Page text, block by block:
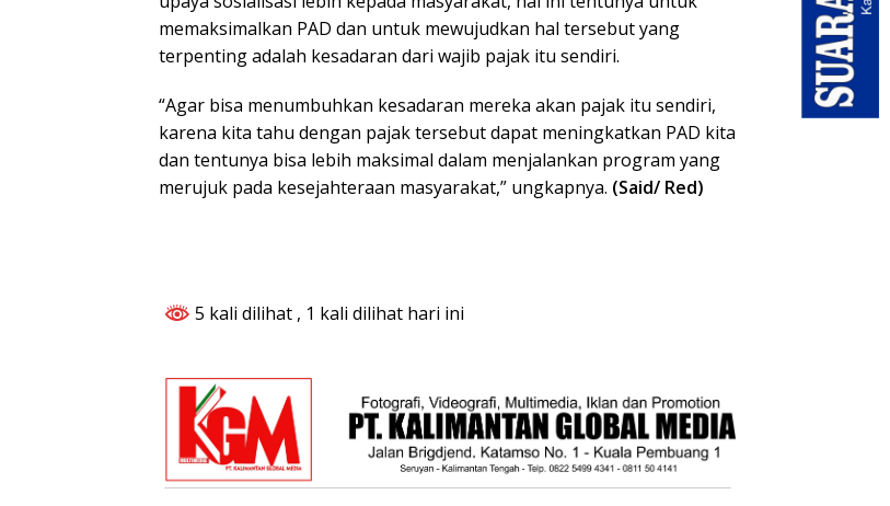
memaksimalkan PAD dan untuk mewujudkan hal tersebut yang
terpenting adalah kesadaran dari wajib pajak itu sendiri.
“Agar bisa menumbuhkan kesadaran mereka akan pajak itu sendiri,
karena kita tahu dengan pajak tersebut dapat meningkatkan PAD kita
dan tentunya bisa lebih maksimal dalam menjalankan program yang
merujuk pada kesejahteraan masyarakat,” ungkapnya. (Said/ Red)
5 kali dilihat , 1 kali dilihat hari ini